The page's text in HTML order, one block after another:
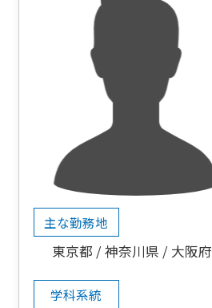
主な勤務地
東京都 神奈川県 大阪府
学科系統